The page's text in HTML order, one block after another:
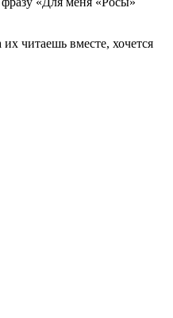
читаешь вместе, хочется